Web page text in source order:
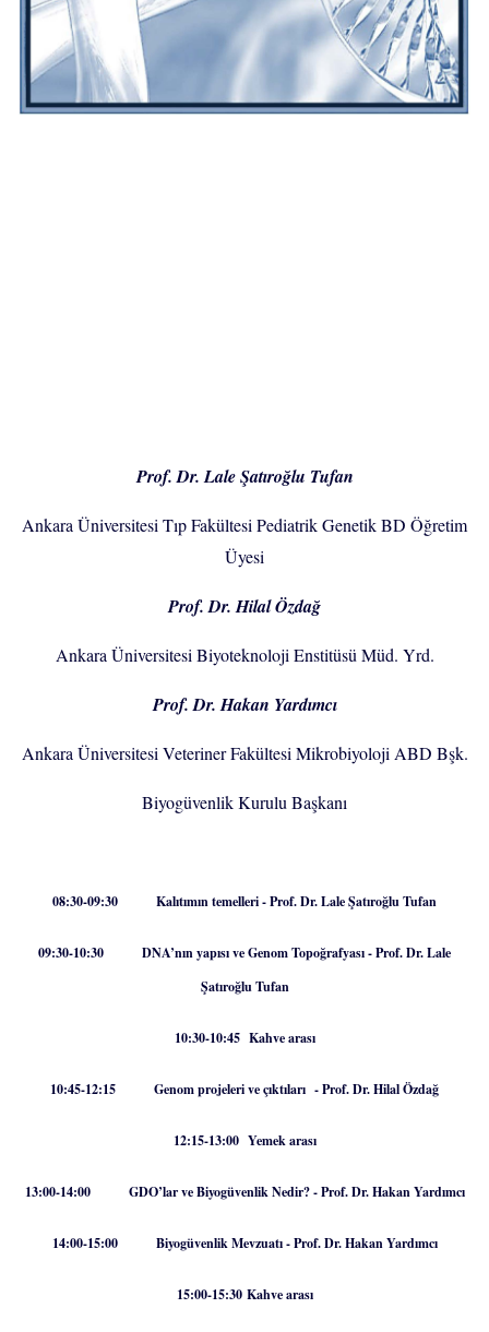
Prof. Dr. Lale Şatıroğlu Tufan
Ankara Üniversitesi Tıp Fakültesi Pediatrik Genetik BD Öğretim
Üyesi
Prof. Dr. Hilal Özdağ
Ankara Üniversitesi Biyoteknoloji Enstitüsü Müd. Yrd.
Prof. Dr. Hakan Yardımcı
Ankara Üniversitesi Veteriner Fakültesi Mikrobiyoloji ABD Bşk.
Biyogüvenlik Kurulu Başkanı
08:30-09:30 Kalıtımın temelleri - Prof. Dr. Lale Şatıroğlu Tufan
09:30-10:30 DNA’nın yapısı ve Genom Topoğrafyası - Prof. Dr. Lale
Şatıroğlu Tufan
10:30-10:45 Kahve arası
10:45-12:15 Genom projeleri ve çıktıları - Prof. Dr. Hilal Özdağ
12:15-13:00 Yemek arası
13:00-14:00 GDO’lar ve Biyogüvenlik Nedir? - Prof. Dr. Hakan Yardımcı
14:00-15:00 Biyogüvenlik Mevzuatı - Prof. Dr. Hakan Yardımcı
15:00-15:30 Kahve arası